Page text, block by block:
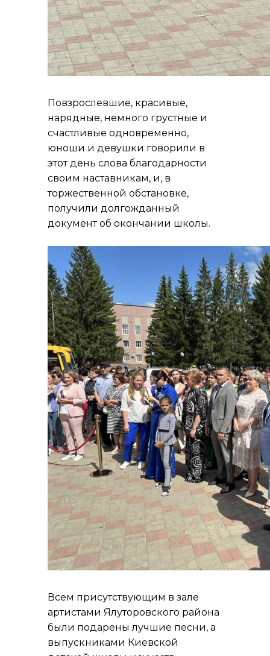
Повзрослевшие, красивые,
нарядные, немного грустные и
счастливые одновременно,
юноши и девушки говорили в
этот день слова благодарности
своим наставникам, и, в
торжественной обстановке,
получили долгожданный
документ об окончании школы.
Всем присутствующим в зале
артистами Ялуторовского района
были подарены лучшие песни, а
выпускниками Киевской